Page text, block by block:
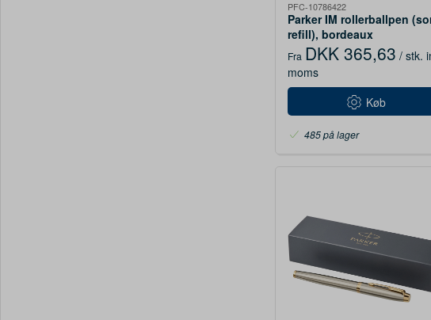
PFC-10786422
Parker IM rollerballpen
refill), bordeaux
Fra DKK 365,63 / stk.
moms
Køb
485 på lager